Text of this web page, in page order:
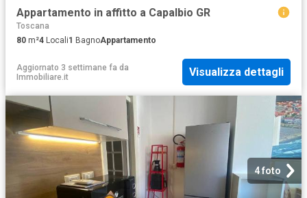
Appartamento in affitto a Capalbio GR
Toscana
80 m²4 Locali1 BagnoAppartamento
Aggiornato 3 settimane fa da
Immobiliare.it
Visualizza dettagli
4 foto